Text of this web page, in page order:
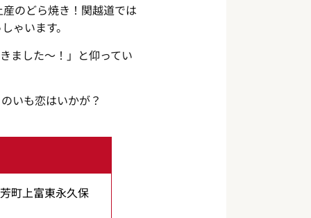
のどら焼き！関越道では
ゃいます。
ました～！」と仰ってい
いも恋はいかが？
町上富東永久保